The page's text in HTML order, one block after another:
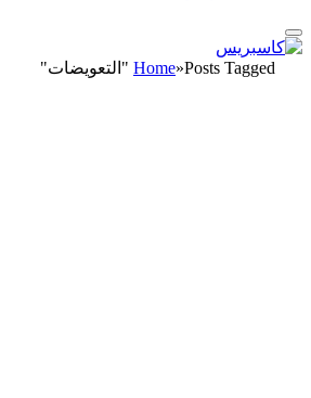
Home»Posts Tagged "التعويضات"